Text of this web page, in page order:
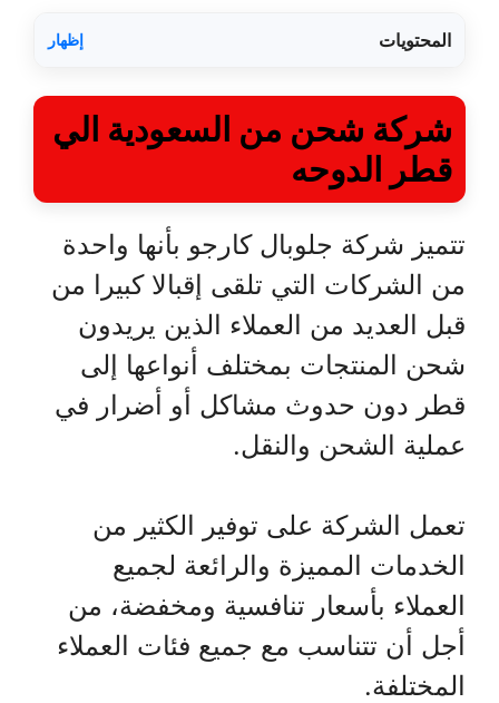
المحتويات إظهار
شركة شحن من السعودية الي
قطر الدوحه
تتميز شركة جلوبال كارجو بأنها واحدة
من الشركات التي تلقى إقبالا كبيرا من
قبل العديد من العملاء الذين يريدون
شحن المنتجات بمختلف أنواعها إلى
قطر دون حدوث مشاكل أو أضرار في
عملية الشحن والنقل.
تعمل الشركة على توفير الكثير من
الخدمات المميزة والرائعة لجميع
العملاء بأسعار تنافسية ومخفضة، من
أجل أن تتناسب مع جميع فئات العملاء
المختلفة.